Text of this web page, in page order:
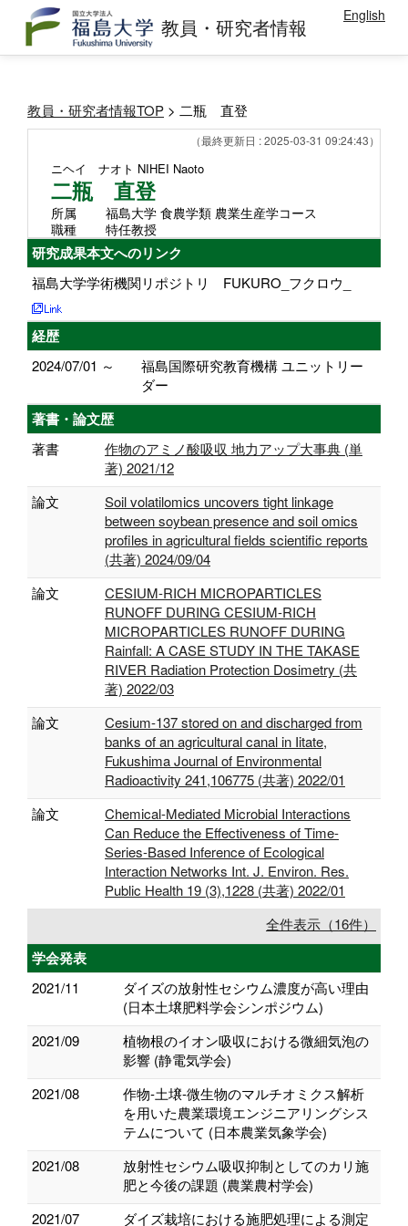
教員・研究者情報 English
教員・研究者情報TOP > 二瓶 直登
（最終更新日 : 2025-03-31 09:24:43）
ニヘイ ナオト NIHEI Naoto
二瓶 直登
所属
福島大学 食農学類 農業生産学コース
職種
特任教授
研究成果本文へのリンク
福島大学学術機関リポジトリ FUKURO_フクロウ_
経歴
2024/07/01 ～
福島国際研究教育機構 ユニットリー
ダー
著書・論文歴
著書
作物のアミノ酸吸収 地力アップ大事典 (単
著) 2021/12
論文
Soil volatilomics uncovers tight linkage
between soybean presence and soil omics
profiles in agricultural fields scientific reports
(共著) 2024/09/04
論文
CESIUM-RICH MICROPARTICLES
RUNOFF DURING CESIUM-RICH
MICROPARTICLES RUNOFF DURING
Rainfall: A CASE STUDY IN THE TAKASE
RIVER Radiation Protection Dosimetry (共
著) 2022/03
論文
Cesium-137 stored on and discharged from
banks of an agricultural canal in Iitate,
Fukushima Journal of Environmental
Radioactivity 241,106775 (共著) 2022/01
論文
Chemical-Mediated Microbial Interactions
Can Reduce the Effectiveness of Time-
Series-Based Inference of Ecological
Interaction Networks Int. J. Environ. Res.
Public Health 19 (3),1228 (共著) 2022/01
全件表示（16件）
学会発表
2021/11
ダイズの放射性セシウム濃度が高い理由
(日本土壌肥料学会シンポジウム)
2021/09
植物根のイオン吸収における微細気泡の
影響 (静電気学会)
2021/08
作物-土壌-微生物のマルチオミクス解析
を用いた農業環境エンジニアリングシス
テムについて (日本農業気象学会)
2021/08
放射性セシウム吸収抑制としてのカリ施
肥と今後の課題 (農業農村学会)
2021/07
ダイズ栽培における施肥処理による測定